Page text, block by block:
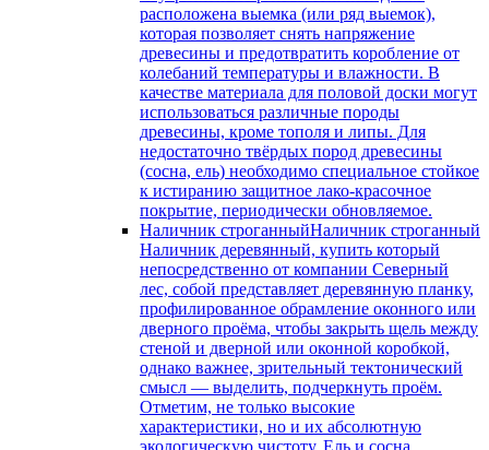
расположена выемка (или ряд выемок),
которая позволяет снять напряжение
древесины и предотвратить коробление от
колебаний температуры и влажности. В
качестве материала для половой доски могут
использоваться различные породы
древесины, кроме тополя и липы. Для
недостаточно твёрдых пород древесины
(сосна, ель) необходимо специальное стойкое
к истиранию защитное лако-красочное
покрытие, периодически обновляемое.
Наличник строганныйНаличник строганный
Наличник деревянный, купить который
непосредственно от компании Северный
лес, собой представляет деревянную планку,
профилированное обрамление оконного или
дверного проёма, чтобы закрыть щель между
стеной и дверной или оконной коробкой,
однако важнее, зрительный тектонический
смысл — выделить, подчеркнуть проём.
Отметим, не только высокие
характеристики, но и их абсолютную
экологическую чистоту. Ель и сосна,